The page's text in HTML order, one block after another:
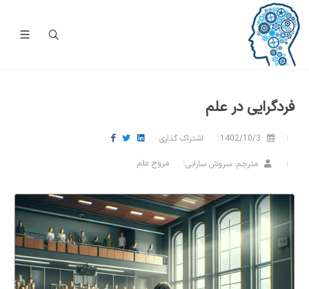
فردگرایی در علم
اشتراک گذاری
مترجم: سروش سارابی مروج علم